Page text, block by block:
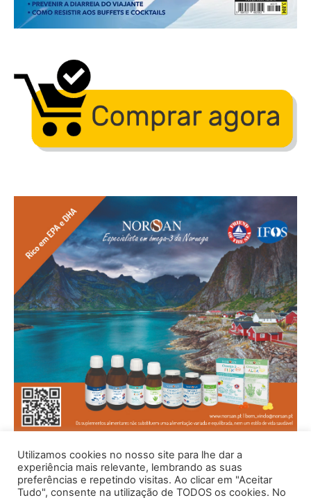
Utilizamos cookies no nosso site para lhe dar a
experiência mais relevante, lembrando as suas
preferências e repetindo visitas. Ao clicar em "Aceitar
Tudo", consente na utilização de TODOS os cookies. No